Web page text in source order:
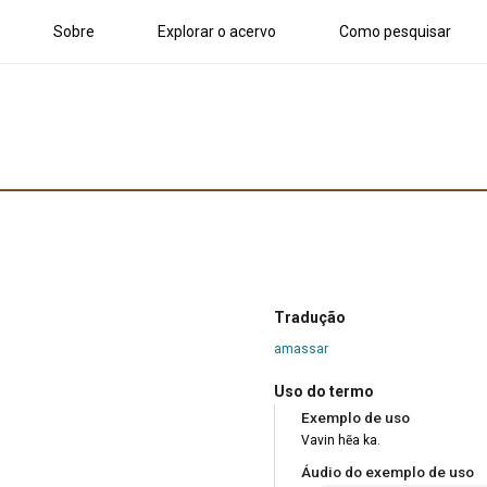
Sobre Explorar o acervo Como pesquisar
Tradução
amassar
Uso do termo
Exemplo de uso
Vavin hẽa ka.
Áudio do exemplo de uso